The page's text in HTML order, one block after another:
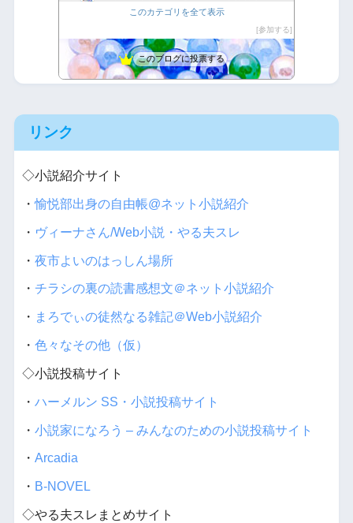
放置少女＠不撓不屈
このカテゴリを全て表示
参加する
このブログに投票する
リンク
◇小説紹介サイト
・愉悦部出身の自由帳@ネット小説紹介
・ ヴィーナさん/Web小説・やる夫スレ
・ 夜市よいのはっしん場所
・ チラシの裏の読書感想文＠ネット小説紹介
・ まろでぃの徒然なる雑記＠Web小説紹介
・ 色々なその他（仮）
◇小説投稿サイト
・ ハーメルン SS・小説投稿サイト
・ 小説家になろう – みんなのための小説投稿サイト
・ Arcadia
・ B-NOVEL
◇やる夫スレまとめサイト